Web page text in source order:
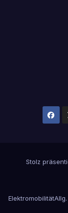
Stolz
Elektromobilität